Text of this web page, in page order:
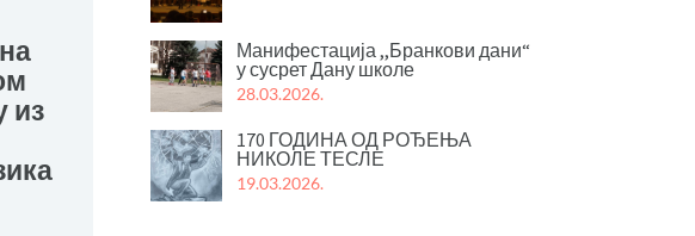
из
Манифестација ,,Бранкови дани“
у сусрет Дану школе
28.03.2026.
170 ГОДИНА ОД РОЂЕЊА
НИКОЛЕ ТЕСЛЕ
19.03.2026.